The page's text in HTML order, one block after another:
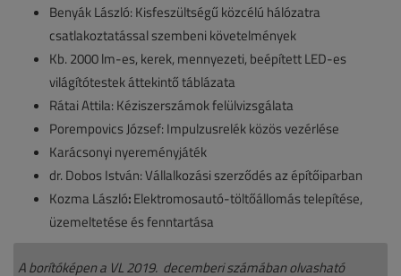
Benyák László: Kisfeszültségű közcélú hálózatra
csatlakoztatással szembeni követelmények
Kb. 2000 lm-es, kerek, mennyezeti, beépített LED-es
világítótestek áttekintő táblázata
Rátai Attila: Kéziszerszámok felülvizsgálata
Porempovics József: Impulzusrelék közös vezérlése
Karácsonyi nyereményjáték
dr. Dobos István: Vállalkozási szerződés az építőiparban
Kozma László:Elektromosautó-töltőállomás telepítése,
üzemeltetése és fenntartása
A borítóképen a VL 2019. decemberi számában olvasható